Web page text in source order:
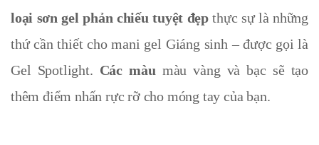
loại sơn gel phản chiếu tuyệt đẹp thực sự là những
thứ cần thiết cho mani gel Giáng sinh – được gọi là
Gel Spotlight. Các màu màu vàng và bạc sẽ tạo
thêm điểm nhấn rực rỡ cho móng tay của bạn.